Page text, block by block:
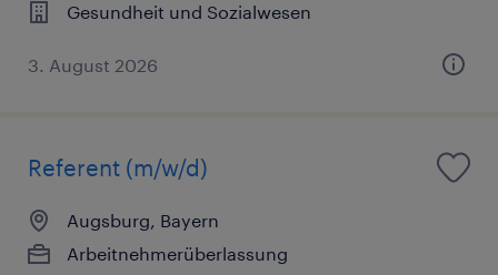
Gesundheit und Sozialwesen
3. August 2026
Referent (m/w/d)
Augsburg, Bayern
Arbeitnehmerüberlassung